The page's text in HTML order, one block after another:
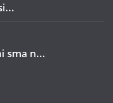
sma n...